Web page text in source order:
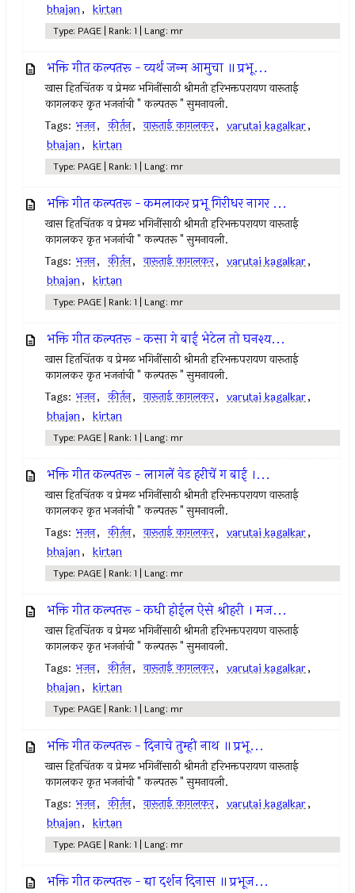
bhajan, kirtan
Type: PAGE | Rank: 1 | Lang: mr
भक्ति गीत कल्पतरू - व्यर्थ जन्म आमुचा ॥ प्रभू...
खास हितचिंतक व प्रेमळ भगिनींसाठी श्रीमती हरिभक्तपरायण वारूताई
कागलकर कृत भजनांची " कल्पतरू " सुमनावली.
Tags: भजन, कीर्तन, वारूताई कागलकर, varutai kagalkar,
bhajan, kirtan
Type: PAGE | Rank: 1 | Lang: mr
भक्ति गीत कल्पतरू - कमलाकर प्रभू गिरीधर नागर ...
खास हितचिंतक व प्रेमळ भगिनींसाठी श्रीमती हरिभक्तपरायण वारूताई
कागलकर कृत भजनांची " कल्पतरू " सुमनावली.
Tags: भजन, कीर्तन, वारूताई कागलकर, varutai kagalkar,
bhajan, kirtan
Type: PAGE | Rank: 1 | Lang: mr
भक्ति गीत कल्पतरू - कसा गे बाई भेटेल तो घनश्य...
खास हितचिंतक व प्रेमळ भगिनींसाठी श्रीमती हरिभक्तपरायण वारूताई
कागलकर कृत भजनांची " कल्पतरू " सुमनावली.
Tags: भजन, कीर्तन, वारूताई कागलकर, varutai kagalkar,
bhajan, kirtan
Type: PAGE | Rank: 1 | Lang: mr
भक्ति गीत कल्पतरू - लागलें वेड हरीचें ग बाई ।...
खास हितचिंतक व प्रेमळ भगिनींसाठी श्रीमती हरिभक्तपरायण वारूताई
कागलकर कृत भजनांची " कल्पतरू " सुमनावली.
Tags: भजन, कीर्तन, वारूताई कागलकर, varutai kagalkar,
bhajan, kirtan
Type: PAGE | Rank: 1 | Lang: mr
भक्ति गीत कल्पतरू - कधी होईल ऐसे श्रीहरी । मज...
खास हितचिंतक व प्रेमळ भगिनींसाठी श्रीमती हरिभक्तपरायण वारूताई
कागलकर कृत भजनांची " कल्पतरू " सुमनावली.
Tags: भजन, कीर्तन, वारूताई कागलकर, varutai kagalkar,
bhajan, kirtan
Type: PAGE | Rank: 1 | Lang: mr
भक्ति गीत कल्पतरू - दिनाचे तुम्ही नाथ ॥ प्रभू...
खास हितचिंतक व प्रेमळ भगिनींसाठी श्रीमती हरिभक्तपरायण वारूताई
कागलकर कृत भजनांची " कल्पतरू " सुमनावली.
Tags: भजन, कीर्तन, वारूताई कागलकर, varutai kagalkar,
bhajan, kirtan
Type: PAGE | Rank: 1 | Lang: mr
भक्ति गीत कल्पतरू - द्या दर्शन दिनास ॥ प्रभूज...